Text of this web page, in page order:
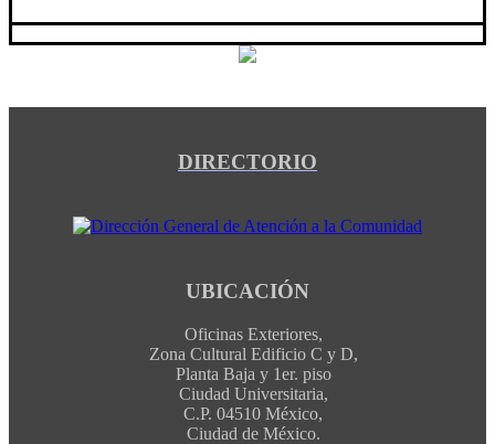
DIRECTORIO
UBICACIÓN
Oficinas Exteriores,
Zona Cultural Edificio C y D,
Planta Baja y 1er. piso
Ciudad Universitaria,
C.P. 04510 México,
Ciudad de México.